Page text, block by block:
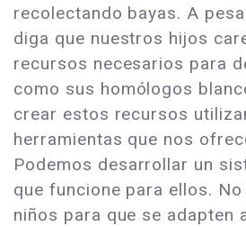
recolectando bayas. A
diga que nuestros hijos
recursos necesarios para
como sus homólogos
crear estos recursos
herramientas que nos
Podemos desarrollar un
que funcione para ellos.
niños para que se adapten